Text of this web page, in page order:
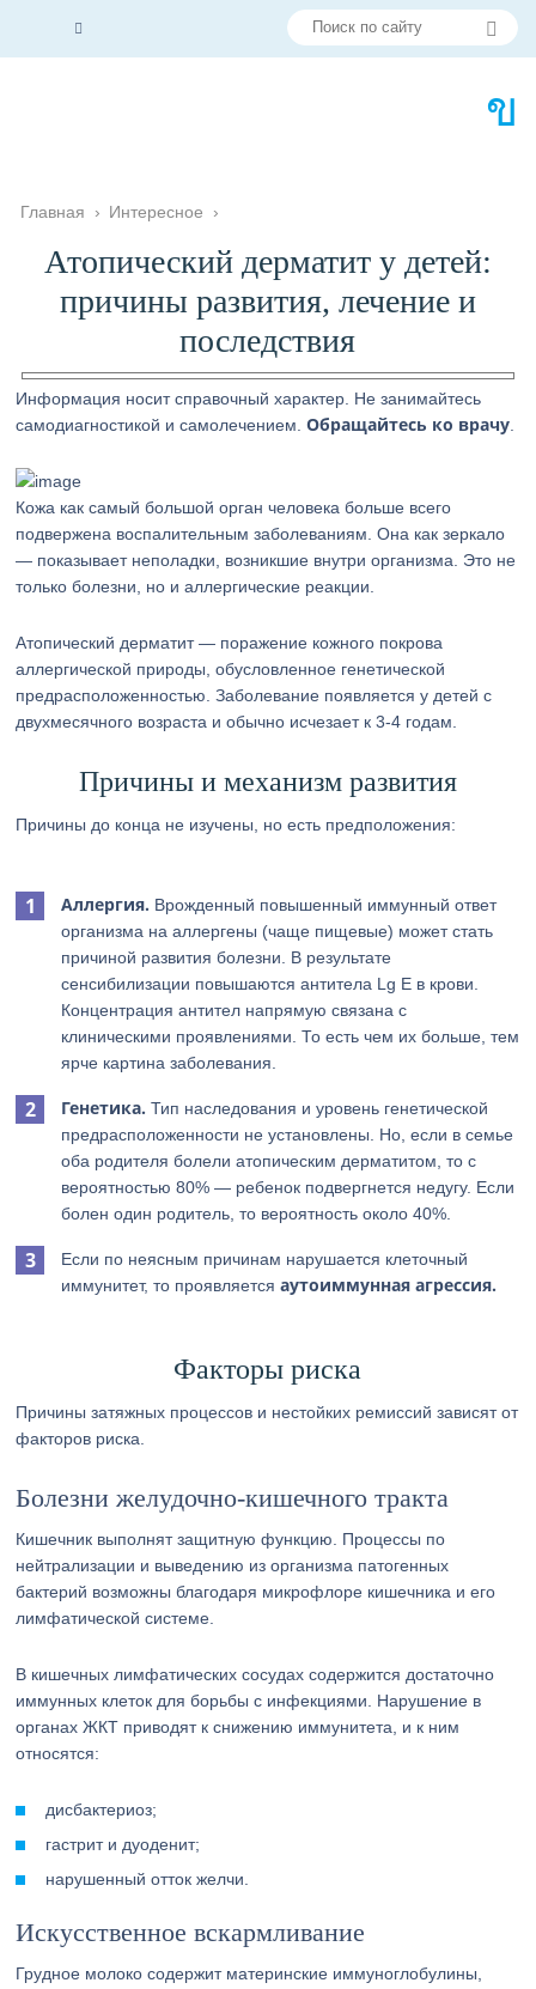
Главная › Интересное ›
Атопический дерматит у детей:
причины развития, лечение и
последствия
Информация носит справочный характер. Не занимайтесь
самодиагностикой и самолечением.Обращайтесь ко врачу
Кожа как самый большой орган человека больше всего
подвержена воспалительным заболеваниям. Она как зеркало
— показывает неполадки, возникшие внутри организма. Это не
только болезни, но и аллергические реакции.
Атопический дерматит — поражение кожного покрова
аллергической природы, обусловленное генетической
предрасположенностью. Заболевание появляется у детей с
двухмесячного возраста и обычно исчезает к 3-4 годам.
Причины и механизм развития
Причины до конца не изучены, но есть предположения:
Аллергия. Врожденный повышенный иммунный ответ
организма на аллергены (чаще пищевые) может стать
причиной развития болезни. В результате
сенсибилизации повышаются антитела Lg E в крови.
Концентрация антител напрямую связана с
клиническими проявлениями. То есть чем их больше, тем
ярче картина заболевания.
Генетика. Тип наследования и уровень генетической
предрасположенности не установлены. Но, если в семье
оба родителя болели атопическим дерматитом, то с
вероятностью 80% — ребенок подвергнется недугу. Если
болен один родитель, то вероятность около 40%.
Если по неясным причинам нарушается клеточный
иммунитет, то проявляетсяаутоиммунная агрессия.
Факторы риска
Причины затяжных процессов и нестойких ремиссий зависят от
факторов риска.
Болезни желудочно-кишечного тракта
Кишечник выполнят защитную функцию. Процессы по
нейтрализации и выведению из организма патогенных
бактерий возможны благодаря микрофлоре кишечника и его
лимфатической системе.
В кишечных лимфатических сосудах содержится достаточно
иммунных клеток для борьбы с инфекциями. Нарушение в
органах ЖКТ приводят к снижению иммунитета, и к ним
относятся:
дисбактериоз;
гастрит и дуоденит;
нарушенный отток желчи.
Искусственное вскармливание
Грудное молоко содержит материнские иммуноглобулины,